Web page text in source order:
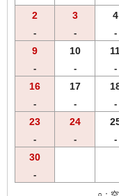
●館内コインランドリー
2
-
3
-
4
-
9
-
10
- -
16
-
17
- -
23
-
24
- -
30
-